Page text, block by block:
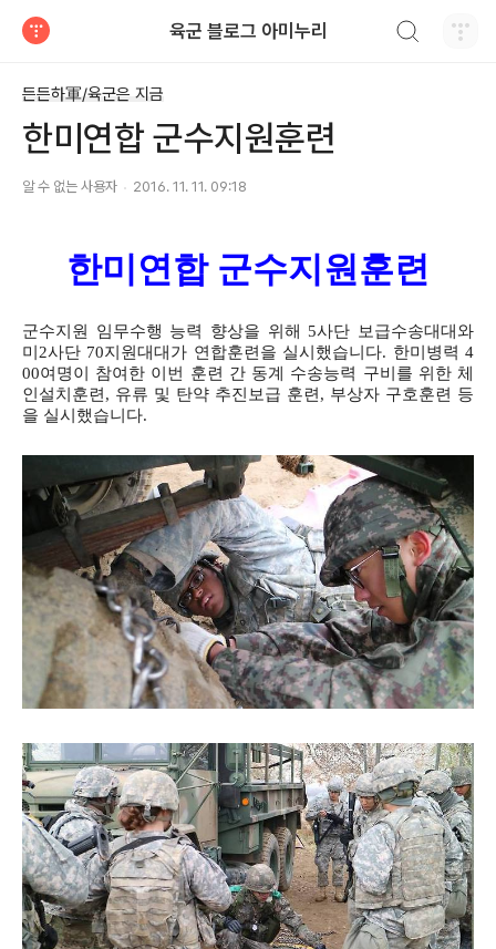
육군 블로그 아미누리
든든하軍/육군은 지금
한미연합 군수지원훈련
알 수 없는 사용자 2016. 11. 11. 09:18
한미연합 군수지원훈련
군수지원 임무수행 능력 향상을 위해 5사단 보급수송대대와
미2사단 70지원대대가 연합훈련을 실시했습니다. 한미병력 4
00여명이 참여한 이번 훈련 간 동계 수송능력 구비를 위한 체
인설치훈련, 유류 및 탄약 추진보급 훈련, 부상자 구호훈련 등
을 실시했습니다.